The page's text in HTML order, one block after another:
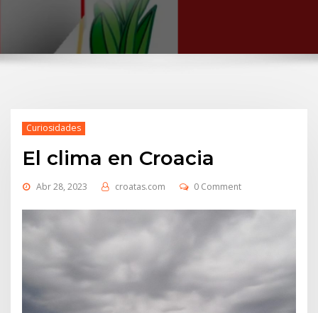
Curiosidades
El clima en Croacia
Abr 28, 2023 croatas.com 0 Comment